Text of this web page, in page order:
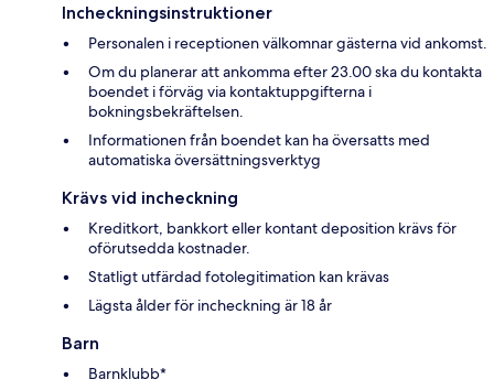
Incheckningsinstruktioner
Personalen i receptionen välkomnar gästerna vid ankomst.
Om du planerar att ankomma efter 23.00 ska du kontakta
boendet i förväg via kontaktuppgifterna i
bokningsbekräftelsen.
Informationen från boendet kan ha översatts med
automatiska översättningsverktyg
Krävs vid incheckning
Kreditkort, bankkort eller kontant deposition krävs för
oförutsedda kostnader.
Statligt utfärdad fotolegitimation kan krävas
Lägsta ålder för incheckning är 18 år
Barn
Barnklubb*